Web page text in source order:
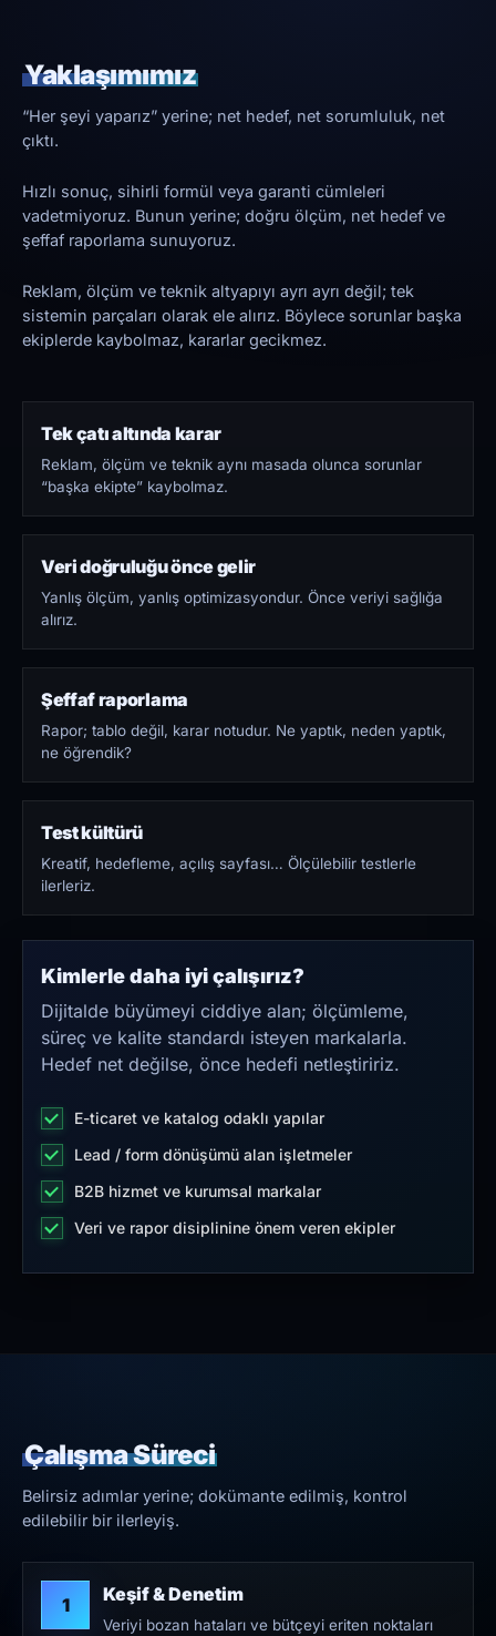
Yaklaşımımız
“Her şeyi yaparız” yerine; net hedef, net sorumluluk, net
çıktı.
Hızlı sonuç, sihirli formül veya garanti cümleleri
vadetmiyoruz. Bunun yerine; doğru ölçüm, net hedef ve
şeffaf raporlama sunuyoruz.
Reklam, ölçüm ve teknik altyapıyı ayrı ayrı değil; tek
sistemin parçaları olarak ele alırız. Böylece sorunlar başka
ekiplerde kaybolmaz, kararlar gecikmez.
Tek çatı altında karar
Reklam, ölçüm ve teknik aynı masada olunca sorunlar
“başka ekipte” kaybolmaz.
Veri doğruluğu önce gelir
Yanlış ölçüm, yanlış optimizasyondur. Önce veriyi sağlığa
alırız.
Şeffaf raporlama
Rapor; tablo değil, karar notudur. Ne yaptık, neden yaptık,
ne öğrendik?
Test kültürü
Kreatif, hedefleme, açılış sayfası… Ölçülebilir testlerle
ilerleriz.
Kimlerle daha iyi çalışırız?
Dijitalde büyümeyi ciddiye alan; ölçümleme,
süreç ve kalite standardı isteyen markalarla.
Hedef net değilse, önce hedefi netleştiririz.
E-ticaret ve katalog odaklı yapılar
Lead / form dönüşümü alan işletmeler
B2B hizmet ve kurumsal markalar
Veri ve rapor disiplinine önem veren ekipler
Çalışma Süreci
Belirsiz adımlar yerine; dokümante edilmiş, kontrol
edilebilir bir ilerleyiş.
1 Keşif & Denetim
Veriyi bozan hataları ve bütçeyi eriten noktaları